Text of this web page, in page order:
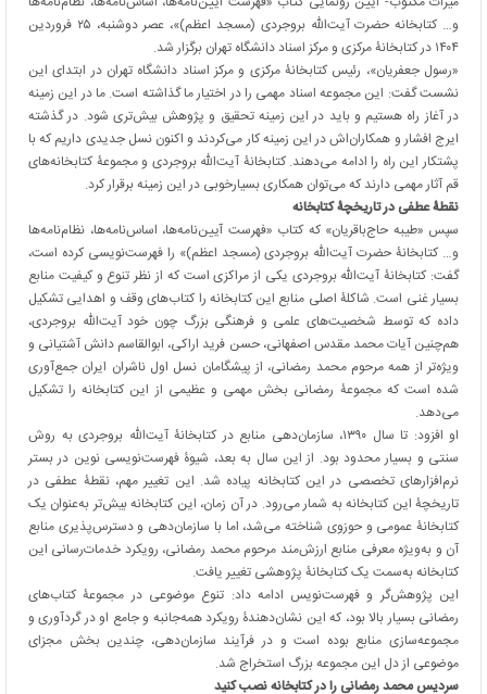
و… کتابخانه حضرت آیت‌الله بروجردی (مسجد اعظم)»، عصر دوشنبه، ۲۵ فروردین
۱۴۰۴ در کتابخانۀ مرکزی و مرکز اسناد دانشگاه تهران برگزار شد.
«رسول جعفریان»، رئیس کتابخانۀ مرکزی و مرکز اسناد دانشگاه تهران در ابتدای این
نشست گفت: این مجموعه اسناد مهمی را در اختیار ما گذاشته است. ما در این زمینه
در آغاز راه هستیم و باید در این زمینه تحقیق و پژوهش بیش‌تری شود. در گذشته
ایرج افشار و همکاران‌اش در این زمینه کار می‌کردند و اکنون نسل جدیدی داریم که با
پشتکار این راه را ادامه می‌دهند. کتابخانۀ آیت‌الله بروجردی و مجموعۀ کتابخانه‌های
قم آثار مهمی دارند که می‌توان همکاری بسیارخوبی در این زمینه برقرار کرد.
نقطۀ عطفی در تاریخچۀ کتابخانه
سپس «طیبه حاج‌باقریان» که کتاب «فهرست آیین‌نامه‌ها، اساس‌نامه‌ها، نظام‌نامه‌ها
و… کتابخانۀ حضرت آیت‌الله بروجردی (مسجد اعظم)» را فهرست‌نویسی کرده است،
گفت: کتابخانۀ آیت‌الله بروجردی یکی از مراکزی است که از نظر تنوع و کیفیت منابع
بسیار غنی است. شاکلۀ اصلی منابع این کتابخانه را کتاب‌های وقف و اهدایی تشکیل
داده که توسط شخصیت‌های علمی و فرهنگی بزرگ چون خود آیت‌الله بروجردی،
هم‌چنین آیات محمد مقدس اصفهانی، حسن فرید اراکی، ابوالقاسم دانش آشتیانی و
ویژه‌تر از همه مرحوم محمد رمضانی، از پیشگامان نسل اول ناشران ایران جمع‌آوری
شده است که مجموعۀ رمضانی بخش مهمی و عظیمی از این کتابخانه را تشکیل
می‌دهد.
او افزود: تا سال ۱۳۹۰، سازمان‌دهی منابع در کتابخانۀ آیت‌الله بروجردی به روش
سنتی و بسیار محدود بود. از این سال به بعد، شیوۀ فهرست‌نویسی نوین در بستر
نرم‌افزارهای تخصصی در این کتابخانه پیاده شد. این تغییر مهم، نقطۀ عطفی در
تاریخچۀ این کتابخانه به شمار می‌رود. در آن زمان، این کتابخانه بیش‌تر به‌عنوان یک
کتابخانۀ عمومی و حوزوی شناخته می‌شد، اما با سازمان‌دهی و دسترس‌پذیری منابع
آن و به‌ویژه معرفی منابع ارزش‌مند مرحوم محمد رمضانی، رویکرد خدمات‌رسانی این
کتابخانه به‌سمت یک کتابخانۀ پژوهشی تغییر یافت.
این پژوهش‌گر و فهرست‌نویس ادامه داد: تنوع موضوعی در مجموعۀ کتاب‌های
رمضانی بسیار بالا بود، که این نشان‌دهندۀ رویکرد همه‌جانبه و جامع او در گردآوری و
مجموعه‌سازی منابع بوده است و در فرآیند سازمان‌دهی، چندین بخش مجزای
موضوعی از دل این مجموعه بزرگ استخراج شد.
سردیس محمد رمضانی را در کتابخانه نصب کنید